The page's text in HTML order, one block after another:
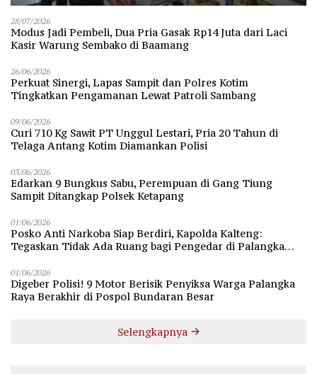
28/07/2026
Modus Jadi Pembeli, Dua Pria Gasak Rp14 Juta dari Laci
Kasir Warung Sembako di Baamang
26/06/2026
Perkuat Sinergi, Lapas Sampit dan Polres Kotim
Tingkatkan Pengamanan Lewat Patroli Sambang
09/06/2026
Curi 710 Kg Sawit PT Unggul Lestari, Pria 20 Tahun di
Telaga Antang Kotim Diamankan Polisi
03/06/2026
Edarkan 9 Bungkus Sabu, Perempuan di Gang Tiung
Sampit Ditangkap Polsek Ketapang
01/06/2026
Posko Anti Narkoba Siap Berdiri, Kapolda Kalteng:
Tegaskan Tidak Ada Ruang bagi Pengedar di Palangka
01/06/2026
Digeber Polisi! 9 Motor Berisik Penyiksa Warga Palangka
Raya Berakhir di Pospol Bundaran Besar
Selengkapnya